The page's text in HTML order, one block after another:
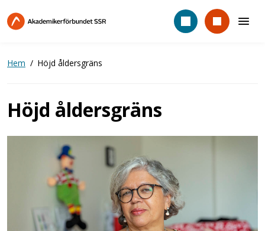
till
Hem Höjd åldersgräns
Höjd åldersgräns